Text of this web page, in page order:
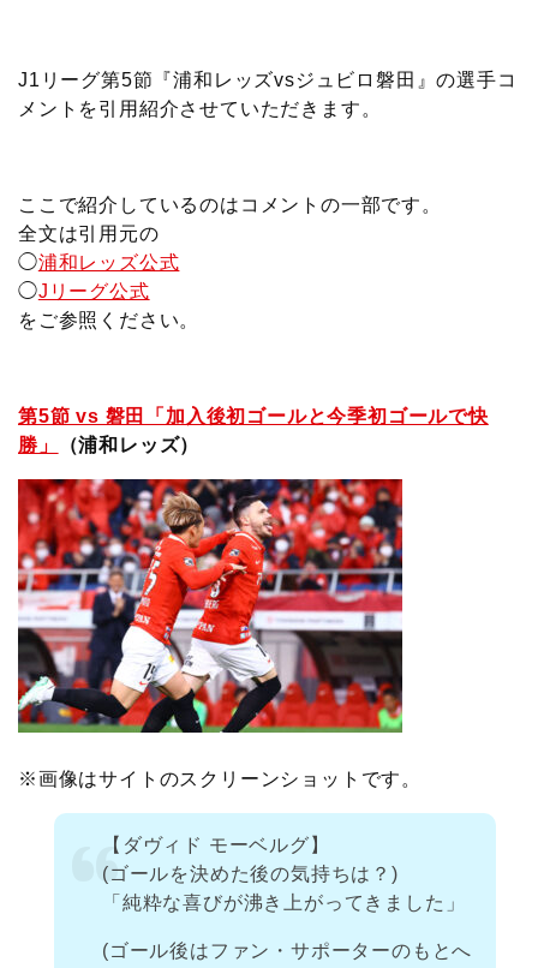
b
o
k
t n n
J1リーグ第5節『浦和レッズvsジュビロ磐田』の選手コ
メントを引用紹介させていただきます。
ここで紹介しているのはコメントの一部です。
全文は引用元の
◯浦和レッズ公式
◯Jリーグ公式
をご参照ください。
第5節 vs 磐田「加入後初ゴールと今季初ゴールで快
勝」
（浦和レッズ）
※画像はサイトのスクリーンショットです。
【ダヴィド モーベルグ】
(ゴールを決めた後の気持ちは？)
「純粋な喜びが沸き上がってきました」
(ゴール後はファン・サポーターのもとへ